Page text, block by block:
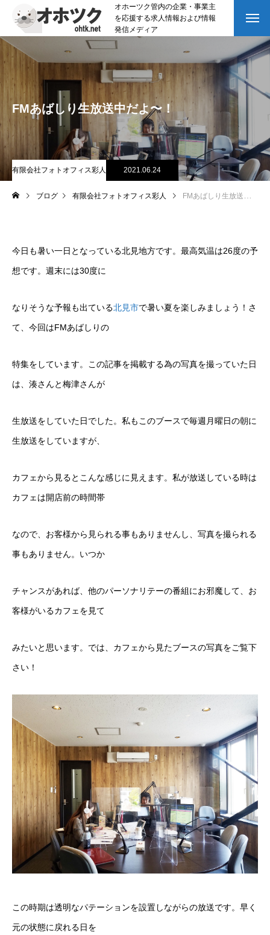
オホーツク管内の企業・事業主
を応援する求人情報および情報
発信メディア
FMあばしり生放送中だよ〜！
有限会社フォトオフィス彩人 2021.06.24
ブログ 有限会社フォトオフィス彩人 FMあばしり生放送中だよ〜！
今日も暑い一日となっている北見地方です。最高気温は26度の予
想です。週末には30度に
なりそうな予報も出ている北見市で暑い夏を楽しみましょう！さ
て、今回はFMあばしりの
特集をしています。この記事を掲載する為の写真を撮っていた日
は、湊さんと梅津さんが
生放送をしていた日でした。私もこのブースで毎週月曜日の朝に
生放送をしていますが、
カフェから見るとこんな感じに見えます。私が放送している時は
カフェは開店前の時間帯
なので、お客様から見られる事もありませんし、写真を撮られる
事もありません。いつか
チャンスがあれば、他のパーソナリテーの番組にお邪魔して、お
客様がいるカフェを見て
みたいと思います。では、カフェから見たブースの写真をご覧下
さい！
この時期は透明なパテーションを設置しながらの放送です。早く
元の状態に戻れる日を